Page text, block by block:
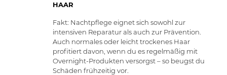
HAAR
Fakt: Nachtpflege eignet sich sowohl zur
intensiven Reparatur als auch zur Prävention.
Auch normales oder leicht trockenes Haar
profitiert davon, wenn du es regelmäßig mit
Overnight-Produkten versorgst – so beugst du
Schäden frühzeitig vor.